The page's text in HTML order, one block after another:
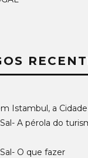
Istambul, a
A pérola do
O que fazer